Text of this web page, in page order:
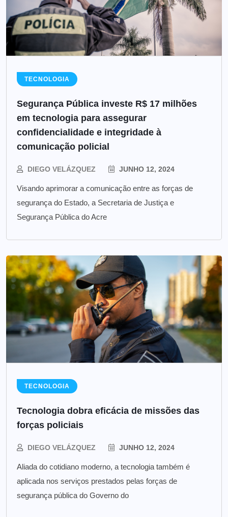
TECNOLOGIA
Segurança Pública investe R$ 17 milhões
em tecnologia para assegurar
confidencialidade e integridade à
comunicação policial
DIEGO VELÁZQUEZ JUNHO 12, 2024
Visando aprimorar a comunicação entre as forças de
segurança do Estado, a Secretaria de Justiça e
Segurança Pública do Acre
TECNOLOGIA
Tecnologia dobra eficácia de missões das
forças policiais
DIEGO VELÁZQUEZ JUNHO 12, 2024
Aliada do cotidiano moderno, a tecnologia também é
aplicada nos serviços prestados pelas forças de
segurança pública do Governo do